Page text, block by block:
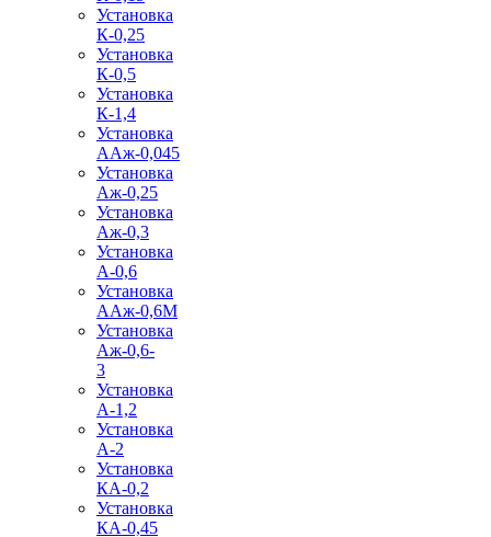
Установка
К-0,25
Установка
К-0,5
Установка
К-1,4
Установка
ААж-0,045
Установка
Аж-0,25
Установка
Аж-0,3
Установка
А-0,6
Установка
ААж-0,6М
Установка
Аж-0,6-
3
Установка
А-1,2
Установка
А-2
Установка
КА-0,2
Установка
КА-0,45